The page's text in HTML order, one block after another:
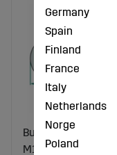
Bult För Slåtterkniv
M10x28
Germany
Spain
Finland
France
Italy
Netherlands
Norge
Poland